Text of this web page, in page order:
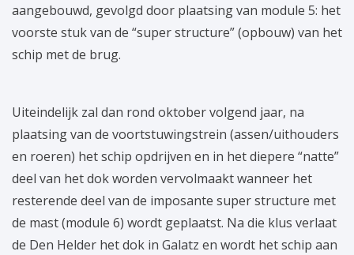
aangebouwd, gevolgd door plaatsing van module 5: het
voorste stuk van de “super structure” (opbouw) van het
schip met de brug.
Uiteindelijk zal dan rond oktober volgend jaar, na
plaatsing van de voortstuwingstrein (assen/uithouders
en roeren) het schip opdrijven en in het diepere “natte”
deel van het dok worden vervolmaakt wanneer het
resterende deel van de imposante super structure met
de mast (module 6) wordt geplaatst. Na die klus verlaat
de Den Helder het dok in Galatz en wordt het schip aan